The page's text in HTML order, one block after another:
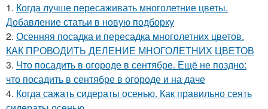
1. Когда лучше пересаживать многолетние цветы.
Добавление статьи в новую подборку
2. Осенняя посадка и пересадка многолетних цветов.
КАК ПРОВОДИТЬ ДЕЛЕНИЕ МНОГОЛЕТНИХ ЦВЕТОВ
3. Что посадить в огороде в сентябре. Ещё не поздно:
что посадить в сентябре в огороде и на даче
4. Когда сажать сидераты осенью. Как правильно сеять